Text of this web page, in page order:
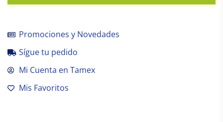
Promociones y Novedades
Sígue tu pedido
Mi Cuenta en Tamex
Mis Favoritos